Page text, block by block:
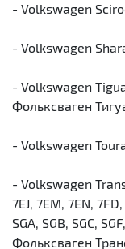
- Volkswagen
- Volkswagen
- Volkswagen
Фольксваген
- Volkswagen
- Volkswagen
7EJ, 7EM, 7EN,
SGA, SGB, SGC,
Фольксваген